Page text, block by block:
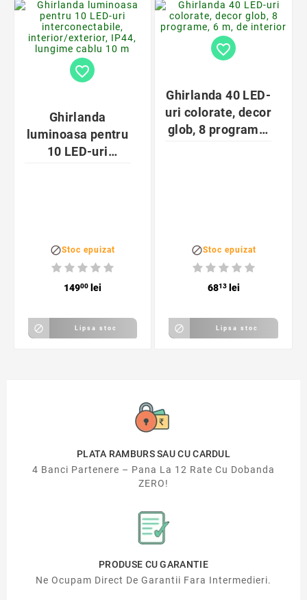
favorite_border
Ghirlanda
luminoasa pentru
10 LED-uri
Stoc epuizat
14900lei
 Lipsa stoc
favorite_border
Ghirlanda 40 LED-
uri colorate, decor
glob, 8 programe,
Stoc epuizat
6813lei
 Lipsa stoc
PLATA RAMBURS SAU CU CARDUL
4 Banci Partenere – Pana La 12 Rate Cu Dobanda
ZERO!
PRODUSE CU GARANTIE
Ne Ocupam Direct De Garantii Fara Intermedieri.